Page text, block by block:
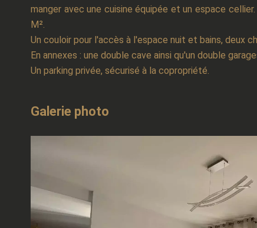
manger avec une cuisine équipée et un espace
M².
Un couloir pour l'accès à l'espace nuit et bains, deux
En annexes : une double cave ainsi qu'un double
Un parking privée, sécurisé à la copropriété.
Galerie photo